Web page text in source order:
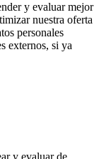
y evaluar mejor
nuestra oferta
personales
externos, si ya